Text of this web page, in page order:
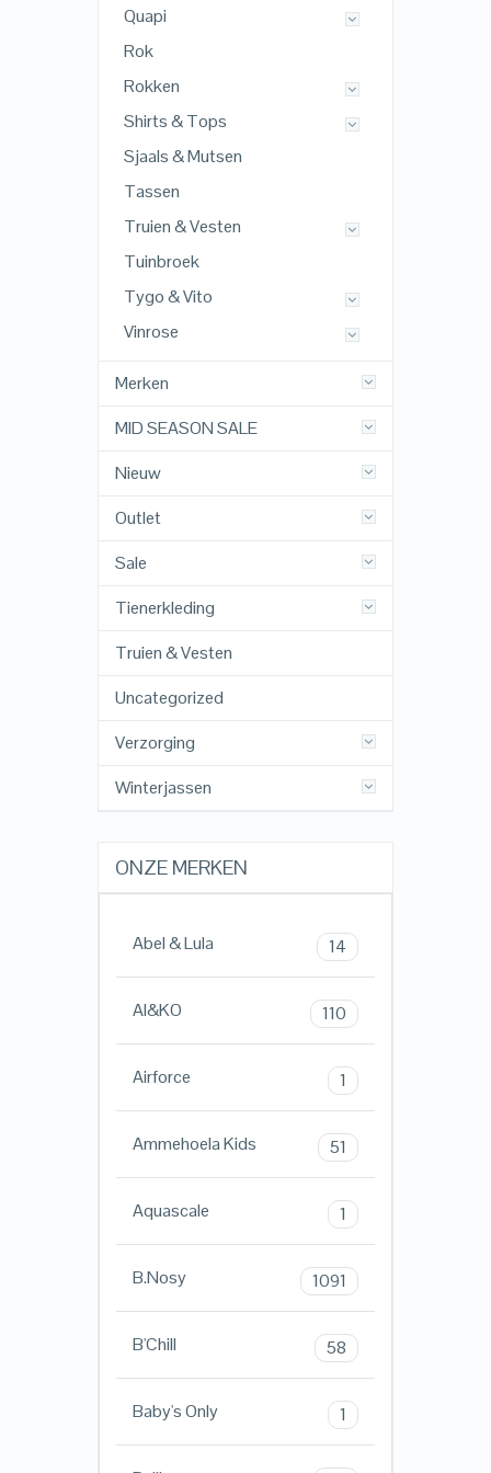
Quapi
Rok
Rokken
Shirts & Tops
Sjaals & Mutsen
Tassen
Truien & Vesten
Tuinbroek
Tygo & Vito
Vinrose
Merken
MID SEASON SALE
Nieuw
Outlet
Sale
Tienerkleding
Truien & Vesten
Uncategorized
Verzorging
Winterjassen
ONZE MERKEN
Abel & Lula 14
AI&KO 110
Airforce 1
Ammehoela Kids 51
Aquascale 1
B.Nosy 1091
B'Chill 58
Baby's Only 1